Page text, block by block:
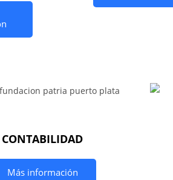
CONTABILIDAD
Más información